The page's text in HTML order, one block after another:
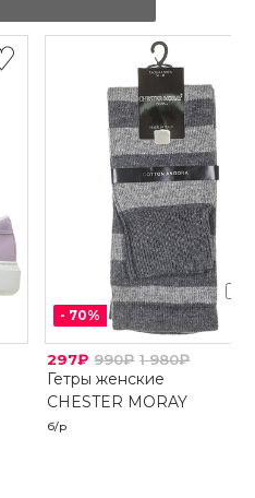
- 70%
297₽ 990₽ 1 980₽
Гетры женские
CHESTER MORAY
б/р